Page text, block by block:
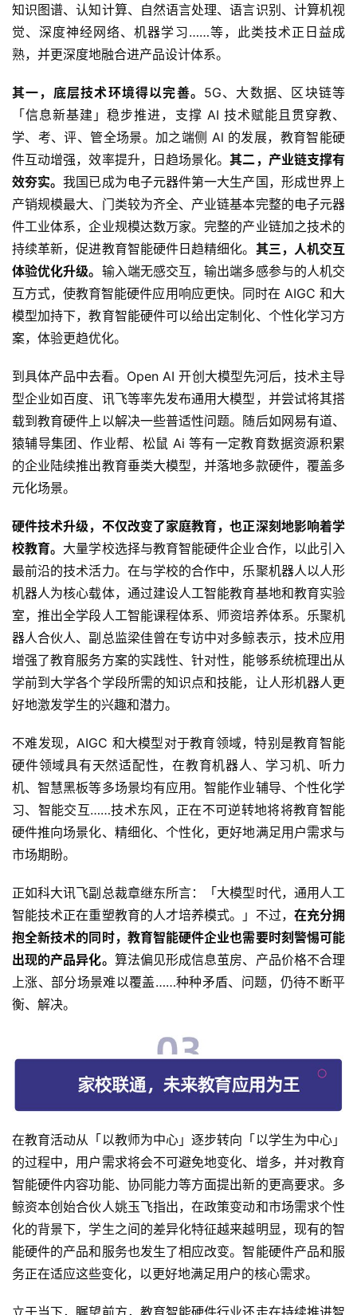
知识图谱、认知计算、自然语言处理、语言识别、计算机视
觉、深度神经网络、机器学习……等，此类技术正日益成
熟，并更深度地融合进产品设计体系。
其一，底层技术环境得以完善。 5G、大数据、区块链等
「信息新基建」稳步推进，支撑 AI 技术赋能且贯穿教、
学、考、评、管全场景。加之端侧 Al 的发展，教育智能硬
件互动增强，效率提升，日趋场景化。其二，产业链支撑有
效夯实。我国已成为电子元器件第一大生产国，形成世界上
产销规模最大、门类较为齐全、产业链基本完整的电子元器
件工业体系，企业规模达数万家。完整的产业链加之技术的
持续革新，促进教育智能硬件日趋精细化。 其三，人机交互
体验优化升级。 输入端无感交互，输出端多感参与的人机交
互方式，使教育智能硬件应用响应更快。同时在 AIGC 和大
模型加持下，教育智能硬件可以给出定制化、个性化学习方
案，体验更趋优化。
到具体产品中去看。Open AI 开创大模型先河后，技术主导
型企业如百度、讯飞等率先发布通用大模型，并尝试将其搭
载到教育硬件上以解决一些普适性问题。随后如网易有道、
猿辅导集团、作业帮、松鼠 Ai 等有一定教育数据资源积累
的企业陆续推出教育垂类大模型，并落地多款硬件，覆盖多
元化场景。
硬件技术升级，不仅改变了家庭教育，也正深刻地影响着学
校教育。 大量学校选择与教育智能硬件企业合作，以此引入
最前沿的技术活力。在与学校的合作中，乐聚机器人以人形
机器人为核心载体，通过建设人工智能教育基地和教育实验
室，推出全学段人工智能课程体系、师资培养体系。乐聚机
器人合伙人、副总监梁佳曾在专访中对多鲸表示，技术应用
增强了教育服务方案的实践性、针对性，能够系统梳理出从
学前到大学各个学段所需的知识点和技能，让人形机器人更
好地激发学生的兴趣和潜力。
不难发现，AIGC 和大模型对于教育领域，特别是教育智能
硬件领域具有天然适配性，在教育机器人、学习机、听力
机、智慧黑板等多场景均有应用。智能作业辅导、个性化学
习、智能交互……技术东风，正在不可逆转地将将教育智能
硬件推向场景化、精细化、个性化，更好地满足用户需求与
市场期盼。
正如科大讯飞副总裁章继东所言：「大模型时代，通用人工
智能技术正在重塑教育的人才培养模式。」不过， 在充分拥
抱全新技术的同时，教育智能硬件企业也需要时刻警惕可能
出现的产品异化。 算法偏见形成信息茧房、产品价格不合理
上涨、部分场景难以覆盖……种种矛盾、问题，仍待不断平
衡、解决。
在教育活动从「以教师为中心」逐步转向「以学生为中心」
的过程中，用户需求将会不可避免地变化、增多，并对教育
智能硬件内容功能、协同能力等方面提出新的更高要求。多
鲸资本创始合伙人姚玉飞指出，在政策变动和市场需求个性
化的背景下，学生之间的差异化特征越来越明显，现有的智
能硬件的产品和服务也发生了相应改变。智能硬件产品和服
务正在适应这些变化，以更好地满足用户的核心需求。